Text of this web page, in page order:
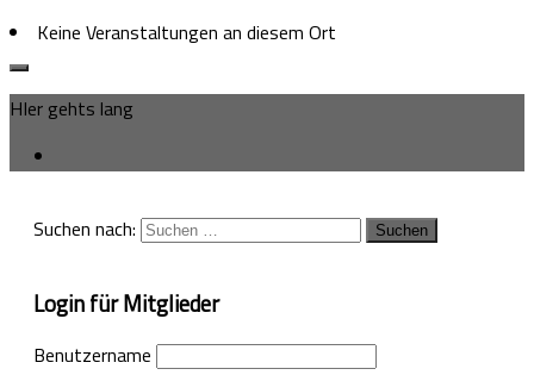
Keine Veranstaltungen an diesem Ort
HIer gehts lang
Suchen nach:
Login für Mitglieder
Benutzername